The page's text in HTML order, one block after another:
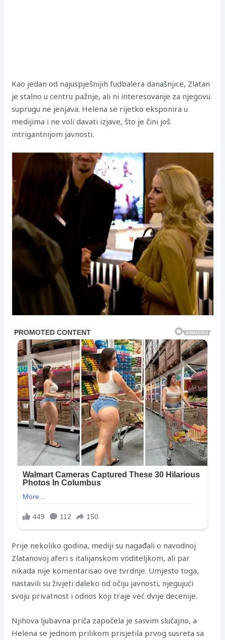
Kao jedan od najuspješnijih fudbalera današnjice, Zlatan
je stalno u centru pažnje, ali ni interesovanje za njegovu
suprugu ne jenjava. Helena se rijetko eksponira u
medijima i ne voli davati izjave, što je čini još
intrigantnijom javnosti.
Prije nekoliko godina, mediji su nagađali o navodnoj
Zlatanovoj aferi s italijanskom voditeljkom, ali par
nikada nije komentarisao ove tvrdnje. Umjesto toga,
nastavili su živjeti daleko od očiju javnosti, njegujući
svoju privatnost i odnos koji traje već dvije decenije.
Njihova ljubavna priča započela je sasvim slučajno, a
Helena se jednom prilikom prisjetila prvog susreta sa